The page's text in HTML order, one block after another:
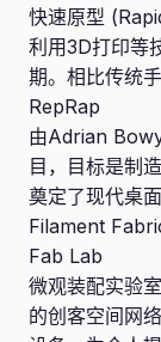
快速原型
利用3D打印等
期。相比传统
RepRap
由Adrian
目，目标是制
奠定了现代桌
Filament
Fab Lab
微观装配实验
的创客空间网